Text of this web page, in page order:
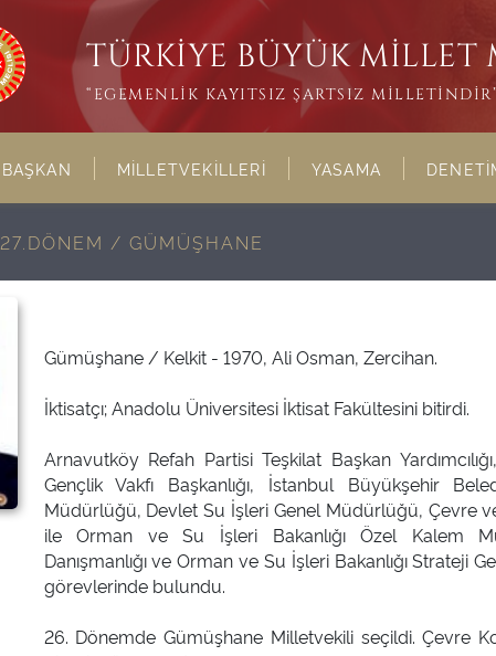
TÜRKİYE BÜYÜK MİLLET
“EGEMENLİK KAYITSIZ ŞARTSIZ MİLLETİNDİR”
BAŞKAN MİLLETVEKİLLERİ YASAMA
27.DÖNEM / GÜMÜŞHANE
Gümüşhane / Kelkit - 1970, Ali Osman, Zercihan.
İktisatçı; Anadolu Üniversitesi İktisat Fakültesini bitirdi.
Arnavutköy Refah Partisi Teşkilat Başkan
Gençlik Vakfı Başkanlığı, İstanbul Büyükşehir
Müdürlüğü, Devlet Su İşleri Genel Müdürlüğü, Çevre
ile Orman ve Su İşleri Bakanlığı Özel Kalem
Danışmanlığı ve Orman ve Su İşleri Bakanlığı Strateji
görevlerinde bulundu.
26. Dönemde Gümüşhane Milletvekili seçildi. Çevre